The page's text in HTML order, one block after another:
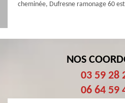
cheminée, Dufresne ramonage 60
NOS
03 59 28
06 64 59